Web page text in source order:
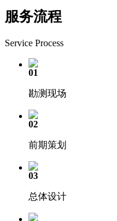
服务流程
Service Process
01
勘测现场
02
前期策划
03
总体设计